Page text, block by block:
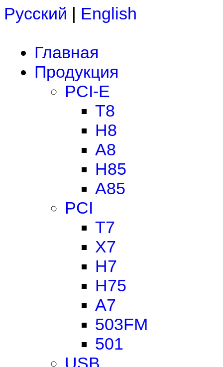
Русский | English
Главная
Продукция
PCI-E
T8
H8
A8
H85
A85
PCI
T7
X7
H7
H75
A7
503FM
501
USB